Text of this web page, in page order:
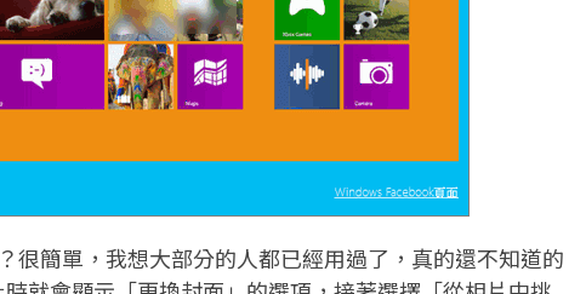
很簡單，我想大部分的人都已經用過了，真的還不知道的